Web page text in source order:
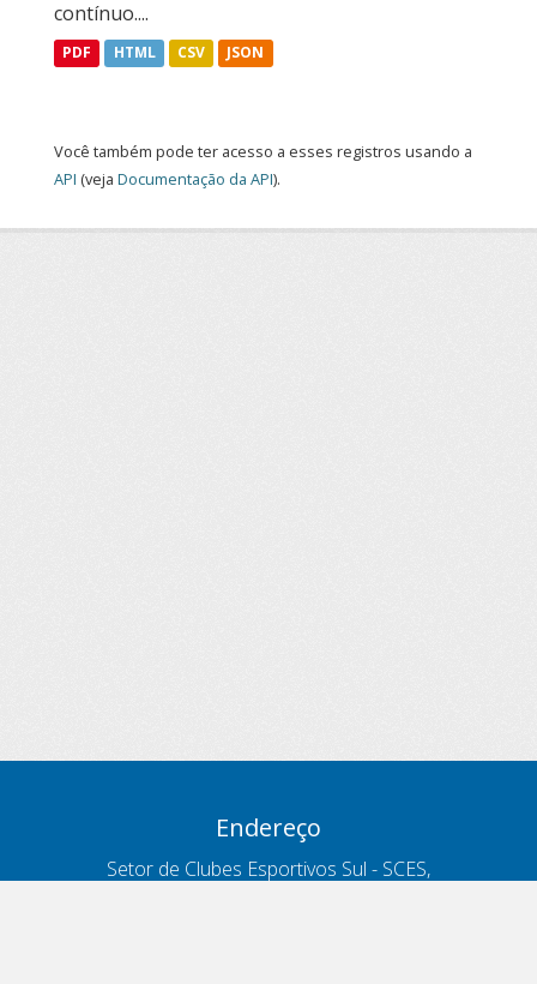
contínuo....
PDF HTML CSV JSON
Você também pode ter acesso a esses registros usando a
API (veja Documentação da API).
Endereço
Setor de Clubes Esportivos Sul - SCES,